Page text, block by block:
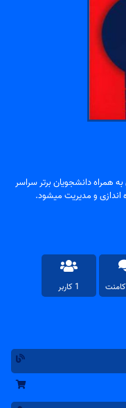
همراه دانشجویان برتر سراسر
اندازی و مدیریت میشود.
1 کاربر